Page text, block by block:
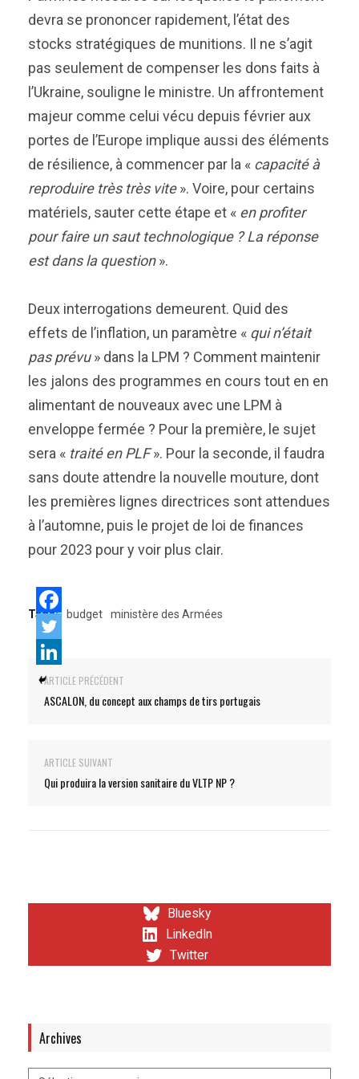
devra se prononcer rapidement, l’état des
stocks stratégiques de munitions. Il ne s’agit
pas seulement de compenser les dons faits à
l’Ukraine, souligne le ministre. Un affrontement
majeur comme celui vécu depuis février aux
portes de l’Europe implique aussi des éléments
de résilience, à commencer par la « capacité à
reproduire très très vite». Voire, pour certains
matériels, sauter cette étape et « en profiter
pour faire un saut technologique ? La réponse
est dans la question».
Deux interrogations demeurent. Quid des
effets de l’inflation, un paramètre « qui n’était
pas prévu» dans la LPM ? Comment maintenir
les jalons des programmes en cours tout en en
alimentant de nouveaux avec une LPM à
enveloppe fermée ? Pour la première, le sujet
sera « traité en PLF». Pour la seconde, il faudra
sans doute attendre la nouvelle mouture, dont
les premières lignes directrices sont attendues
à l’automne, puis le projet de loi de finances
pour 2023 pour y voir plus clair.
Tags: budget ministère des Armées
ARTICLE PRÉCÉDENT
ASCALON, du concept aux champs de tirs portugais
ARTICLE SUIVANT
Qui produira la version sanitaire du VLTP NP ?
Bluesky
LinkedIn
Twitter
Archives